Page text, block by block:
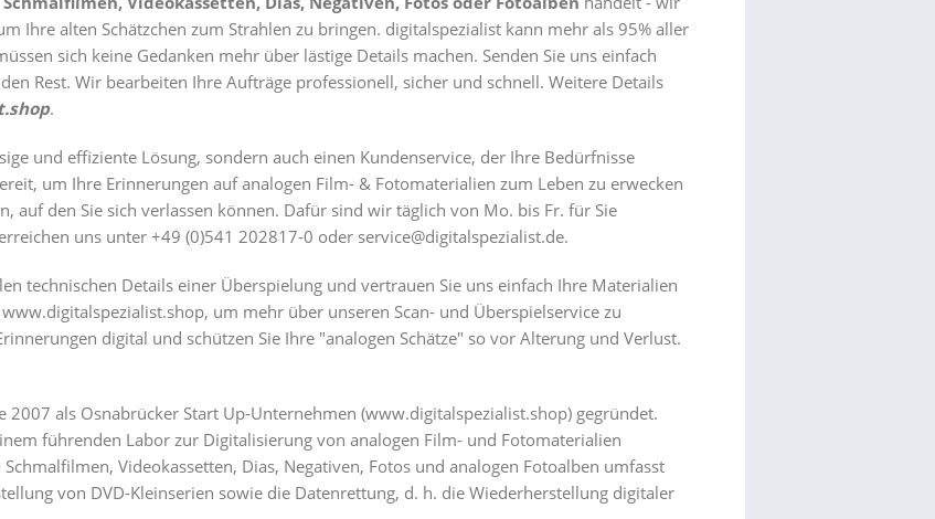
Ihre alten Schätzchen zum Strahlen zu bringen. digitalspezialist kann mehr als 95% aller
sich keine Gedanken mehr über lästige Details machen. Senden Sie uns einfach
Rest. Wir bearbeiten Ihre Aufträge professionell, sicher und schnell. Weitere Details
.
und effiziente Lösung, sondern auch einen Kundenservice, der Ihre Bedürfnisse
um Ihre Erinnerungen auf analogen Film- & Fotomaterialien zum Leben zu erwecken
auf den Sie sich verlassen können. Dafür sind wir täglich von Mo. bis Fr. für Sie
uns unter +49 (0)541 202817-0 oder service@digitalspezialist.de.
technischen Details einer Überspielung und vertrauen Sie uns einfach Ihre Materialien
um mehr über unseren Scan- und Überspielservice zu
digital und schützen Sie Ihre "analogen Schätze" so vor Alterung und Verlust.
2007 als Osnabrücker Start Up-Unternehmen (www.digitalspezialist.shop) gegründet.
führenden Labor zur Digitalisierung von analogen Film- und Fotomaterialien
Videokassetten, Dias, Negativen, Fotos und analogen Fotoalben umfasst
von DVD-Kleinserien sowie die Datenrettung, d. h. die Wiederherstellung digitaler